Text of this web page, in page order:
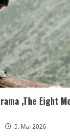
‚The Eight
5. Mai 2026